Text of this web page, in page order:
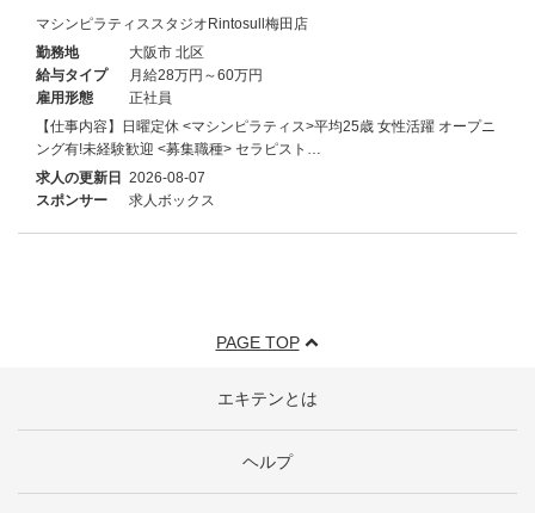
マシンピラティススタジオRintosull梅田店
勤務地
大阪市 北区
給与タイプ
月給28万円～60万円
雇用形態
正社員
【仕事内容】日曜定休 <マシンピラティス>平均25歳 女性活躍 オープニ
ング有!未経験歓迎 <募集職種> セラピスト…
求人の更新日 2026-08-07
スポンサー
求人ボックス
PAGE TOP
エキテンとは
ヘルプ